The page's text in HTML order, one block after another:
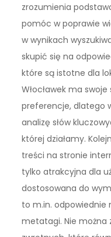
zrozumienia
pomóc w poprawie
w wynikach
skupić się na
które są istotne dla
Włocławek ma
preferencje, dlatego
analizę słów
której działamy.
treści na stronie
tylko atrakcyjna dla
dostosowana do
to m.in. odpowiednie
metatagi. Nie można